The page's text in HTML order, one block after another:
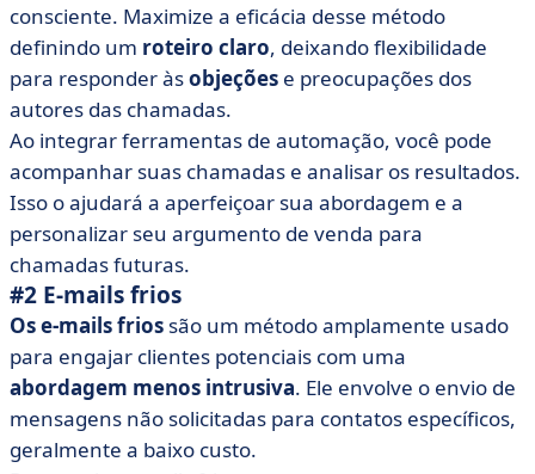
consciente. Maximize a eficácia desse método
definindo um roteiro claro, deixando flexibilidade
para responder àsobjeções e preocupações dos
autores das chamadas.
Ao integrar ferramentas de automação, você pode
acompanhar suas chamadas e analisar os resultados.
Isso o ajudará a aperfeiçoar sua abordagem e a
personalizar seu argumento de venda para
chamadas futuras.
#2 E-mails frios
Os e-mails frios são um método amplamente usado
para engajar clientes potenciais com uma
abordagem menos intrusiva. Ele envolve o envio de
mensagens não solicitadas para contatos específicos,
geralmente a baixo custo.